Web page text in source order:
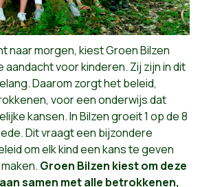
naar morgen, kiest Groen Bilzen
voor kinderen. Zij zijn in dit
Daarom zorgt het beleid,
voor een onderwijs dat
kansen. In Bilzen groeit 1 op de 8
Dit vraagt een bijzondere
om elk kind een kans te geven
Groen Bilzen kiest om deze
samen met alle betrokkenen,